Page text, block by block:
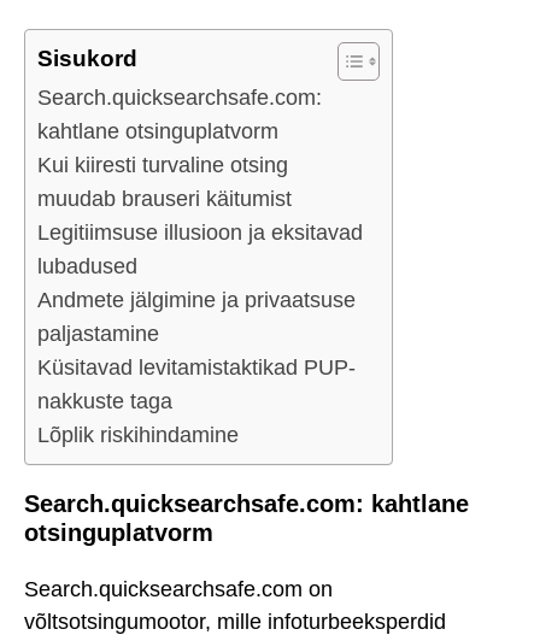
Sisukord
Search.quicksearchsafe.com:
kahtlane otsinguplatvorm
Kui kiiresti turvaline otsing
muudab brauseri käitumist
Legitiimsuse illusioon ja eksitavad
lubadused
Andmete jälgimine ja privaatsuse
paljastamine
Küsitavad levitamistaktikad PUP-
nakkuste taga
Lõplik riskihindamine
Search.quicksearchsafe.com: kahtlane
otsinguplatvorm
Search.quicksearchsafe.com on
võltsotsingumootor, mille infoturbeeksperdid